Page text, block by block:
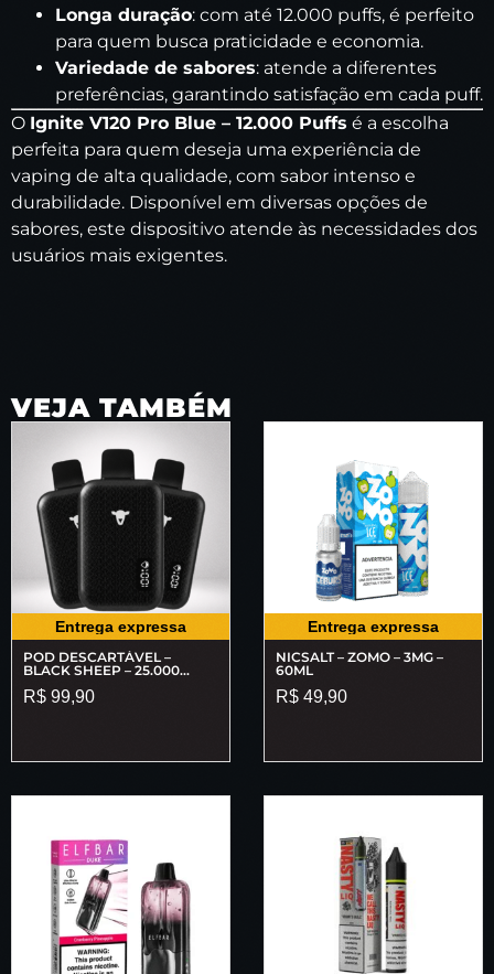
Longa duração: com até 12.000 puffs, é perfeito
para quem busca praticidade e economia.
Variedade de sabores: atende a diferentes
preferências, garantindo satisfação em cada puff.
O Ignite V120 Pro Blue – 12.000 Puffs é a escolha
perfeita para quem deseja uma experiência de
vaping de alta qualidade, com sabor intenso e
durabilidade. Disponível em diversas opções de
sabores, este dispositivo atende às necessidades dos
usuários mais exigentes.
VEJA TAMBÉM
Entrega expressa
POD DESCARTÁVEL –
BLACK SHEEP – 25.000
R$ 99,90
Entrega expressa
NICSALT – ZOMO – 3MG –
60ML
R$ 49,90